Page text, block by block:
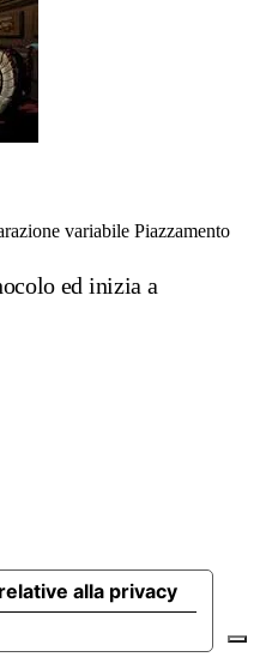
variabile Piazzamento
ed inizia a
alla privacy